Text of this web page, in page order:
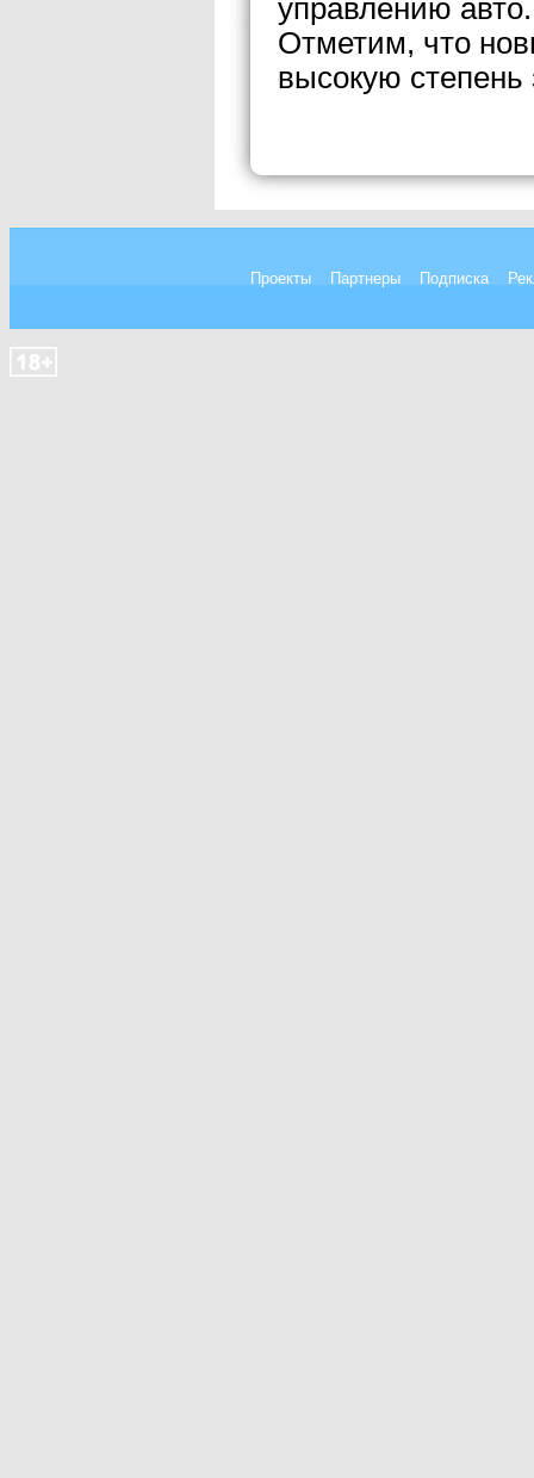
управлению авто.
Отметим, что
высокую
Проекты Партнеры Подписка